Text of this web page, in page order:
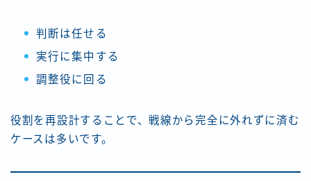
判断は任せる
実行に集中する
調整役に回る
役割を再設計することで、戦線から完全に外れずに済む
ケースは多いです。